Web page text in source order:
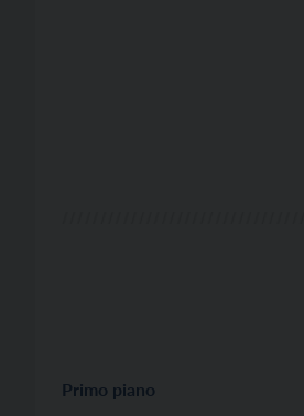
Primo piano